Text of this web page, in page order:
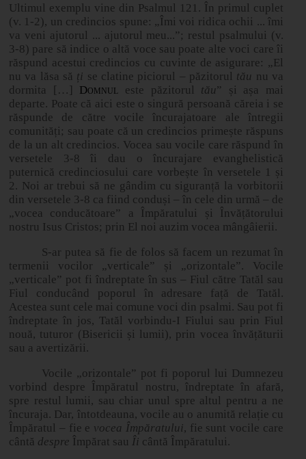
Ultimul exemplu vine din Psalmul 121. În primul cuplet
(v. 1-2), un credincios spune: „Îmi voi ridica ochii ... îmi
va veni ajutorul ... ajutorul meu...”; restul psalmului (v.
3‑8) pare să indice o altă voce sau poate alte voci care îi
răspund acestui credincios cu cuvinte de asigurare: „El
nu va lăsa să ți se clatine piciorul – păzitorul tău nu va
dormita […] Domnul este păzitorul tău” și așa mai
departe. Poate că aici este o singură persoană căreia i se
răspunde de către vocile încurajatoare ale întregii
comunități; sau poate că un credincios primește răspuns
de la un alt credincios. Vocea sau vocile care răspund în
versetele 3‑8 îi dau o încurajare evanghelistică
puternică credinciosului care vorbește în versetele 1 și
2. Noi ar trebui să ne gândim cu siguranță la vorbitorii
din versetele 3‑8 ca fiind conduși – în cele din urmă – de
„vocea conducătoare” a Împăratului și Învățătorului
nostru Isus Cristos; prin El noi auzim vocea mângâierii.
S-ar putea să fie de folos să facem un rezumat în
termenii vocilor „verticale” și „orizontale”. Vocile
„verticale” pot fi îndreptate în sus – Fiul către Tatăl sau
Fiul conducând poporul în adresare față de Tatăl.
Acestea sunt cele mai comune voci din psalmi. Sau pot fi
îndreptate în jos, Tatăl vorbindu-I Fiului sau prin Fiul
nouă, tuturor (Bisericii și lumii), prin vocea învățăturii
sau a avertizării.
Vocile „orizontale” pot fi poporul lui Dumnezeu
vorbind despre Împăratul nostru, îndreptate în afară,
spre restul lumii, sau chiar unul spre altul pentru a ne
încuraja. Dar, întotdeauna, vocile au o anumită relație cu
Împăratul – fie e vocea Împăratului, fie sunt vocile care
cântă despre Împărat sau Îi cântă Împăratului.